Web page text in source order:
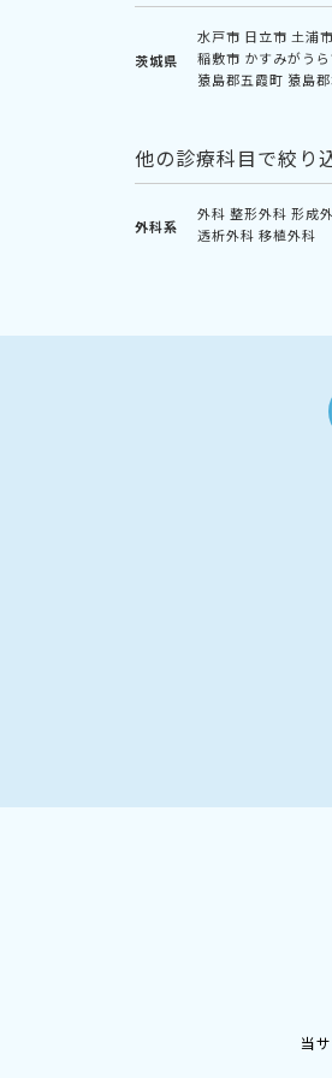
茨城県
水戸市 日立市 土浦市
稲敷市 かすみがう
猿島郡五霞町 猿島
他の診療科目で絞り
外科系
外科 整形外科 形成
透析外科 移植外科
当